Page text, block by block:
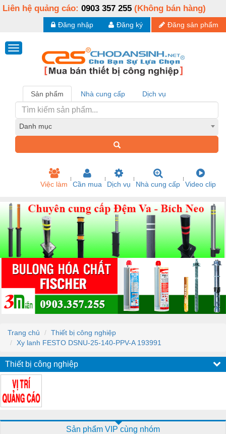
Liên hệ quảng cáo: 0903 357 255 (Không bán hàng)
Đăng sản phẩm
Đăng ký
Đăng nhập
Sản phẩm Nhà cung cấp Dịch vụ
Danh mục
Việc làm Cần mua Dịch vụ Nhà cung cấp Video clip
Trang chủ
Thiết bị công nghiệp
Xy lanh FESTO DSNU-25-140-PPV-A 193991
Thiết bị công nghiệp
Sản phẩm VIP cùng nhóm